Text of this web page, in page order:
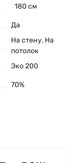
180 см
Да
На стену, На
потолок
Эко 200
70%